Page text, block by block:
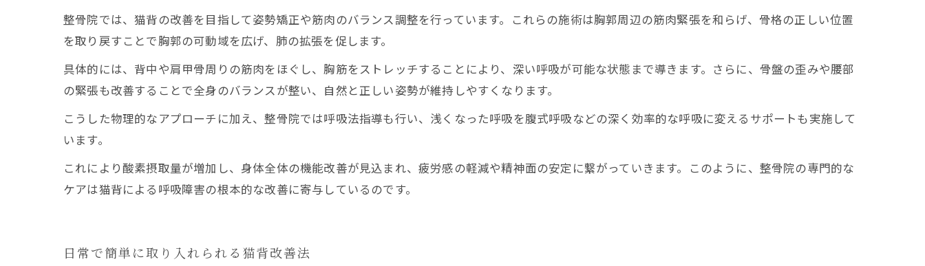
整骨院では、猫背の改善を目指して姿勢矯正や筋肉のバランス調整を行っています。これらの施術は胸郭周辺の筋肉緊張を和らげ、骨格の正しい位置
を取り戻すことで胸郭の可動域を広げ、肺の拡張を促します。
具体的には、背中や肩甲骨周りの筋肉をほぐし、胸筋をストレッチすることにより、深い呼吸が可能な状態まで導きます。さらに、骨盤の歪みや腰部
の緊張も改善することで全身のバランスが整い、自然と正しい姿勢が維持しやすくなります。
こうした物理的なアプローチに加え、整骨院では呼吸法指導も行い、浅くなった呼吸を腹式呼吸などの深く効率的な呼吸に変えるサポートも実施して
います。
これにより酸素摂取量が増加し、身体全体の機能改善が見込まれ、疲労感の軽減や精神面の安定に繋がっていきます。このように、整骨院の専門的な
ケアは猫背による呼吸障害の根本的な改善に寄与しているのです。
日常で簡単に取り入れられる猫背改善法